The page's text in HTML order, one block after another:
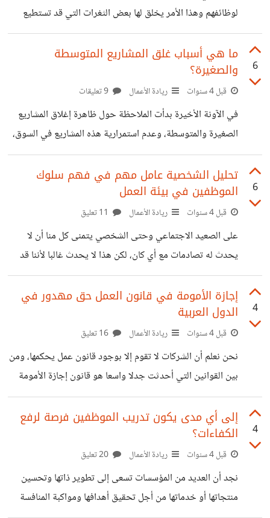
كفاءتهم. - ثم تقييم النتائج وإظهار إذا ما كان متوقع من
لوظائفهم وهذا الأمر يخلق لها بعض الثغرات التي قد تستطيع
السيطرة عليها أو يصعب عليها ذلك، وتسمى هذه العملية بدوران
العمل والذي يقصد به " ترك بعض العاملين للعمل داخل الشركة أو
تسريحهم وإحلال آخرين جدد محلهم، ويشير إلى ظاهرة التغيير
في العمال كنتيجة للالتحاق بالخدمة أو انتهائها" وهو يتضمن
مجموعة من الأنواع نذكر منها: - الترك الطوعي: وهو ترك الفرد
للعمل لأسباب معينة. - الترك الإجباري: وهو تسريح الفرد
6
ما هي أسباب غلق المشاريع المتوسطة
والصغيرة؟
قبل 4 سنوات ريادة الأعمال
في الآونة الأخيرة بدأت الملاحظة حول ظاهرة إغلاق المشاريع
الصغيرة والمتوسطة، وعدم استمرارية هذه المشاريع في السوق،
وأغلب هذه المشاريع نجدها تتكبد الخسائر وتنسحب من السوق
من دون محاولة في إعادة السيطرة على المشروع، وطبعا السبب
الأول والأخير في غلق المشروع هو خسارته أو إن صح التعبير
فشله في الاستمرار، كما توجد أسباب أخرى مهمة تساهم في غلق
المشاريع نجد من بينها: وجود فروقات بالسعر بين المشاريع
الصغيرة والشركات الكبيرة نتيجة القدرة المالية الكبيرة لهذه
6
تحليل الشخصية عامل مهم في فهم سلوك
الموظفين في بيئة العمل
قبل 4 سنوات ريادة الأعمال
على الصعيد الاجتماعي وحتى الشخصي يتمنى كل منا أن لا
يحدث له تصادمات مع أي كان، لكن هذا لا يحدث غالبا لأننا قد
نواجه على طول اليوم أشخاص بسلوكيات وبشخصيات مختلفة
تدع الاصطدام يقع عاجلا أو آجلا . ومع التطور العلمي وخاصة
علم النفس كتب العديد من المفكرين حول إمكانية قراءة
الشخصيات بأشكال مختلفة، ويقصد بالشخصية مثل ما ذكرها
مورتن برنس بأنها مجموع ما لدى الفرد من دوافع وغرائز
بيولوجية، وما عنده من نزاعات واستعدادات مكتسبة. بينما
4
إجازة الأمومة في قانون العمل حق مهدور في
الدول العربية
قبل 4 سنوات ريادة الأعمال
نحن نعلم أن الشركات لا تقوم إلا بوجود قانون عمل يحكمها، ومن
بين القوانين التي أحدثت جدلا واسعا هو قانون إجازة الأمومة
وهو حق قانوني موجه لحماية الأمومة والذي يمنح لكل امرأة
عامل في فترة الحمل وما بعد الولادة براتب، حيث يحق لها أخذ
أشهر وذلك بعد الوضع مدفوع الأجر، لكن أعتقد أنه في أغلب
الدول العربية تأخذ إجازة قدرها 3 أشهر فقط، بينما في دول
كثيرة حول
4
إلى أي مدى يكون تدريب الموظفين فرصة لرفع
الكفاءات؟
قبل 4 سنوات ريادة الأعمال
نجد أن العديد من المؤسسات تسعى إلى تطوير ذاتها وتحسين
منتجاتها أو خدماتها من أجل تحقيق أهدافها ومواكبة المنافسة